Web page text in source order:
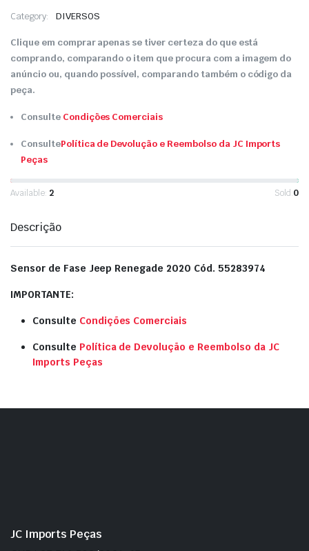
Category: DIVERSOS
Clique em comprar apenas se tiver certeza do que está
comprando, comparando o item que procura com a imagem do
anúncio ou, quando possível, comparando também o código da
peça.
Consulte Condições Comerciais
ConsultePolítica de Devolução e Reembolso da JC Imports
Peças
Available: 2 Sold:0
Descrição
Sensor de Fase Jeep Renegade 2020 Cód. 55283974
IMPORTANTE:
Consulte Condições Comerciais
Consulte Política de Devolução e Reembolso da JC
Imports Peças
JC Imports Peças